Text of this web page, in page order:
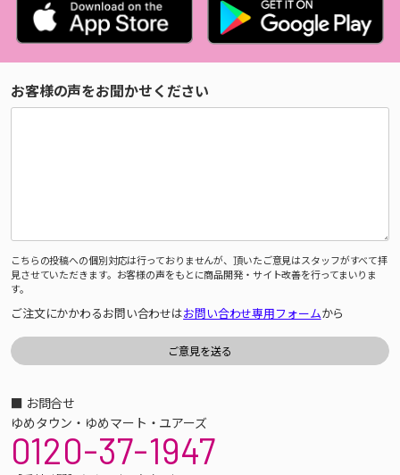
お客様の声をお聞かせください
こちらの投稿への個別対応は行っておりませんが、頂いたご意見はスタッフがすべて拝
見させていただきます。お客様の声をもとに商品開発・サイト改善を行ってまいりま
す。
ご注文にかかわるお問い合わせはお問い合わせ専用フォームから
■ お問合せ
ゆめタウン・ゆめマート・ユアーズ
0120-37-1947